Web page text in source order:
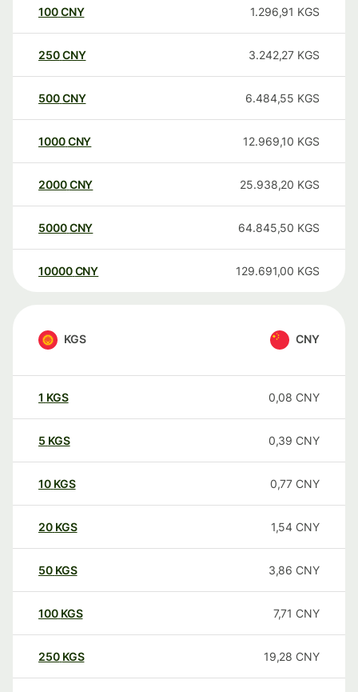
100CNY 1.296,91 KGS
250CNY 3.242,27 KGS
500CNY 6.484,55 KGS
1000CNY 12.969,10 KGS
2000CNY 25.938,20 KGS
5000CNY 64.845,50 KGS
10000 CNY 129.691,00 KGS
KGS CNY
1 KGS 0,08 CNY
5 KGS 0,39 CNY
10 KGS 0,77 CNY
20 KGS 1,54 CNY
50 KGS 3,86 CNY
100 KGS 7,71 CNY
250 KGS 19,28 CNY